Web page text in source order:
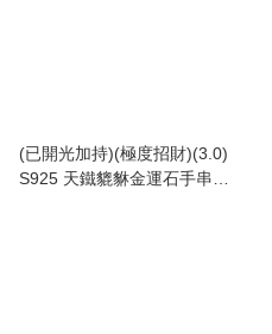
(已開光加持)(極度招財)(3.0)
S925 天鐵貔貅金運石手串